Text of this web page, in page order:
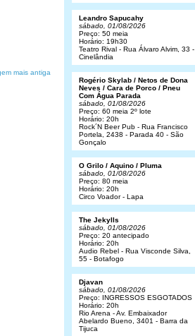
mais antiga
Leandro Sapucahy
sábado, 01/08/2026
Preço: 50 meia
Horário: 19h30
Teatro Rival - Rua Álvaro Alvim, 33 -
Cinelândia
Rogério Skylab / Netos de Dona
Neves / Cara de Porco / Pneu
Com Água Parada
sábado, 01/08/2026
Preço: 60 meia 2º lote
Horário: 20h
Rock´N Beer Pub - Rua Francisco
Portela, 2438 - Parada 40 - São
Gonçalo
O Grilo / Aquino / Pluma
sábado, 01/08/2026
Preço: 80 meia
Horário: 20h
Circo Voador - Lapa
The Jekylls
sábado, 01/08/2026
Preço: 20 antecipado
Horário: 20h
Audio Rebel - Rua Visconde Silva,
55 - Botafogo
Djavan
sábado, 01/08/2026
Preço: INGRESSOS ESGOTADOS
Horário: 20h
Rio Arena - Av. Embaixador
Abelardo Bueno, 3401 - Barra da
Tijuca